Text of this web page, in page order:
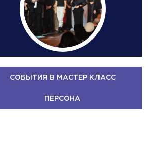
СОБЫТИЯ В МАСТЕР КЛАСС
ПЕРСОНА